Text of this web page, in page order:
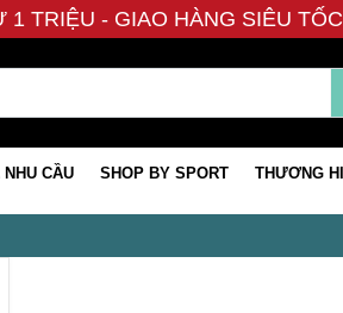
TRIỆU - GIAO HÀNG SIÊU
CẦU SHOP BY SPORT THƯƠNG